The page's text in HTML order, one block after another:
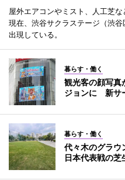
屋外エアコンやミスト、人工芝
現在、渋谷サクラステージ（渋
出現している。
暮らす・働く
観光客の顔写真
ジョンに 新サ
暮らす・働く
代々木のグラ
日本代表戦の芝